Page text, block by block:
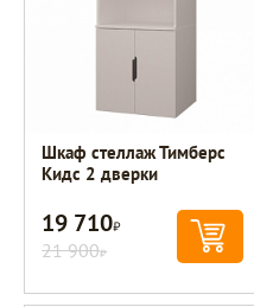
Шкаф стеллаж Тимберс
Кидс 2 дверки
19 710Р
21 900Р